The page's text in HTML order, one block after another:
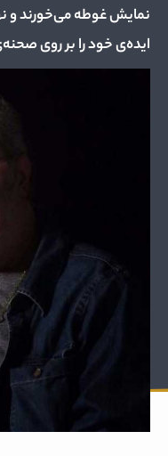
نمایش غوطه می‌خورند و
ایده‌ی خود را بر روی